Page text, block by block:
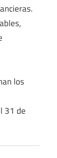
los
31 de